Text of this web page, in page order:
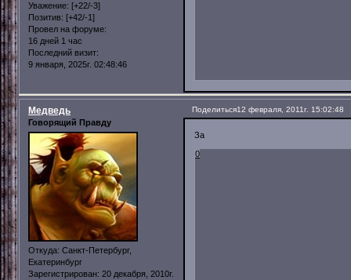
Уважение: [+22/-3]
Позитив: [+42/-1]
Провел на форуме:
16 дней 1 час
Последний визит:
9 января, 2025г. 02:48:46
Поделиться12 февраля, 2011г. 15:02:48
Медведь
Говорящий Правду
Откуда: Санкт-Петербург,
Екатеринбург
Зарегистрирован: 20 декабря, 2010г.
За
0